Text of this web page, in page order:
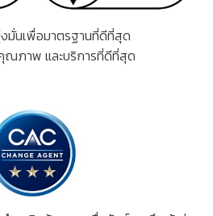
มั่นเพื่อมาตรฐานที่ดีที่สุด
ณภาพ และบริการที่ดีที่สุด